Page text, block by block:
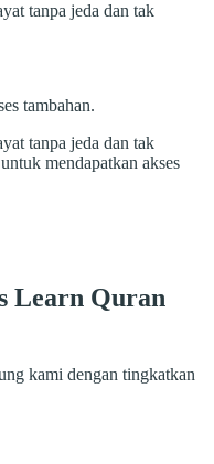
tanpa jeda dan tak
tambahan.
tanpa jeda dan tak
mendapatkan akses
Learn Quran
kami dengan tingkatkan